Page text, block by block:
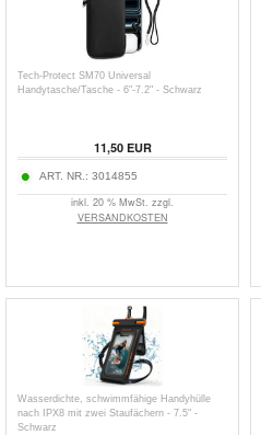
Tech-Protect SM70 Universal
Handytasche/Tasche - 6"-7.2" - Schwarz
11,50EUR
ART. NR.: 3014855
inkl. 20 % MwSt. zzgl.
VERSANDKOSTEN
Wasserdichte, schwimmfähige Handyhülle
nach IPX8 mit zwei Staufächern - 7.5" -
Schwarz